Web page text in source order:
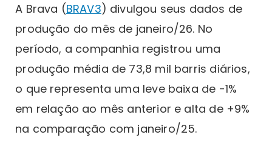
A Brava (BRAV3) divulgou seus dados de
produção do mês de janeiro/26. No
período, a companhia registrou uma
produção média de 73,8 mil barris diários,
o que representa uma leve baixa de -1%
em relação ao mês anterior e alta de +9%
na comparação com janeiro/25.